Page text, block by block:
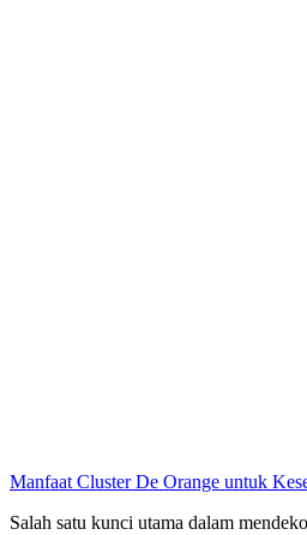
Manfaat Cluster De Orange untuk
Salah satu kunci utama dalam